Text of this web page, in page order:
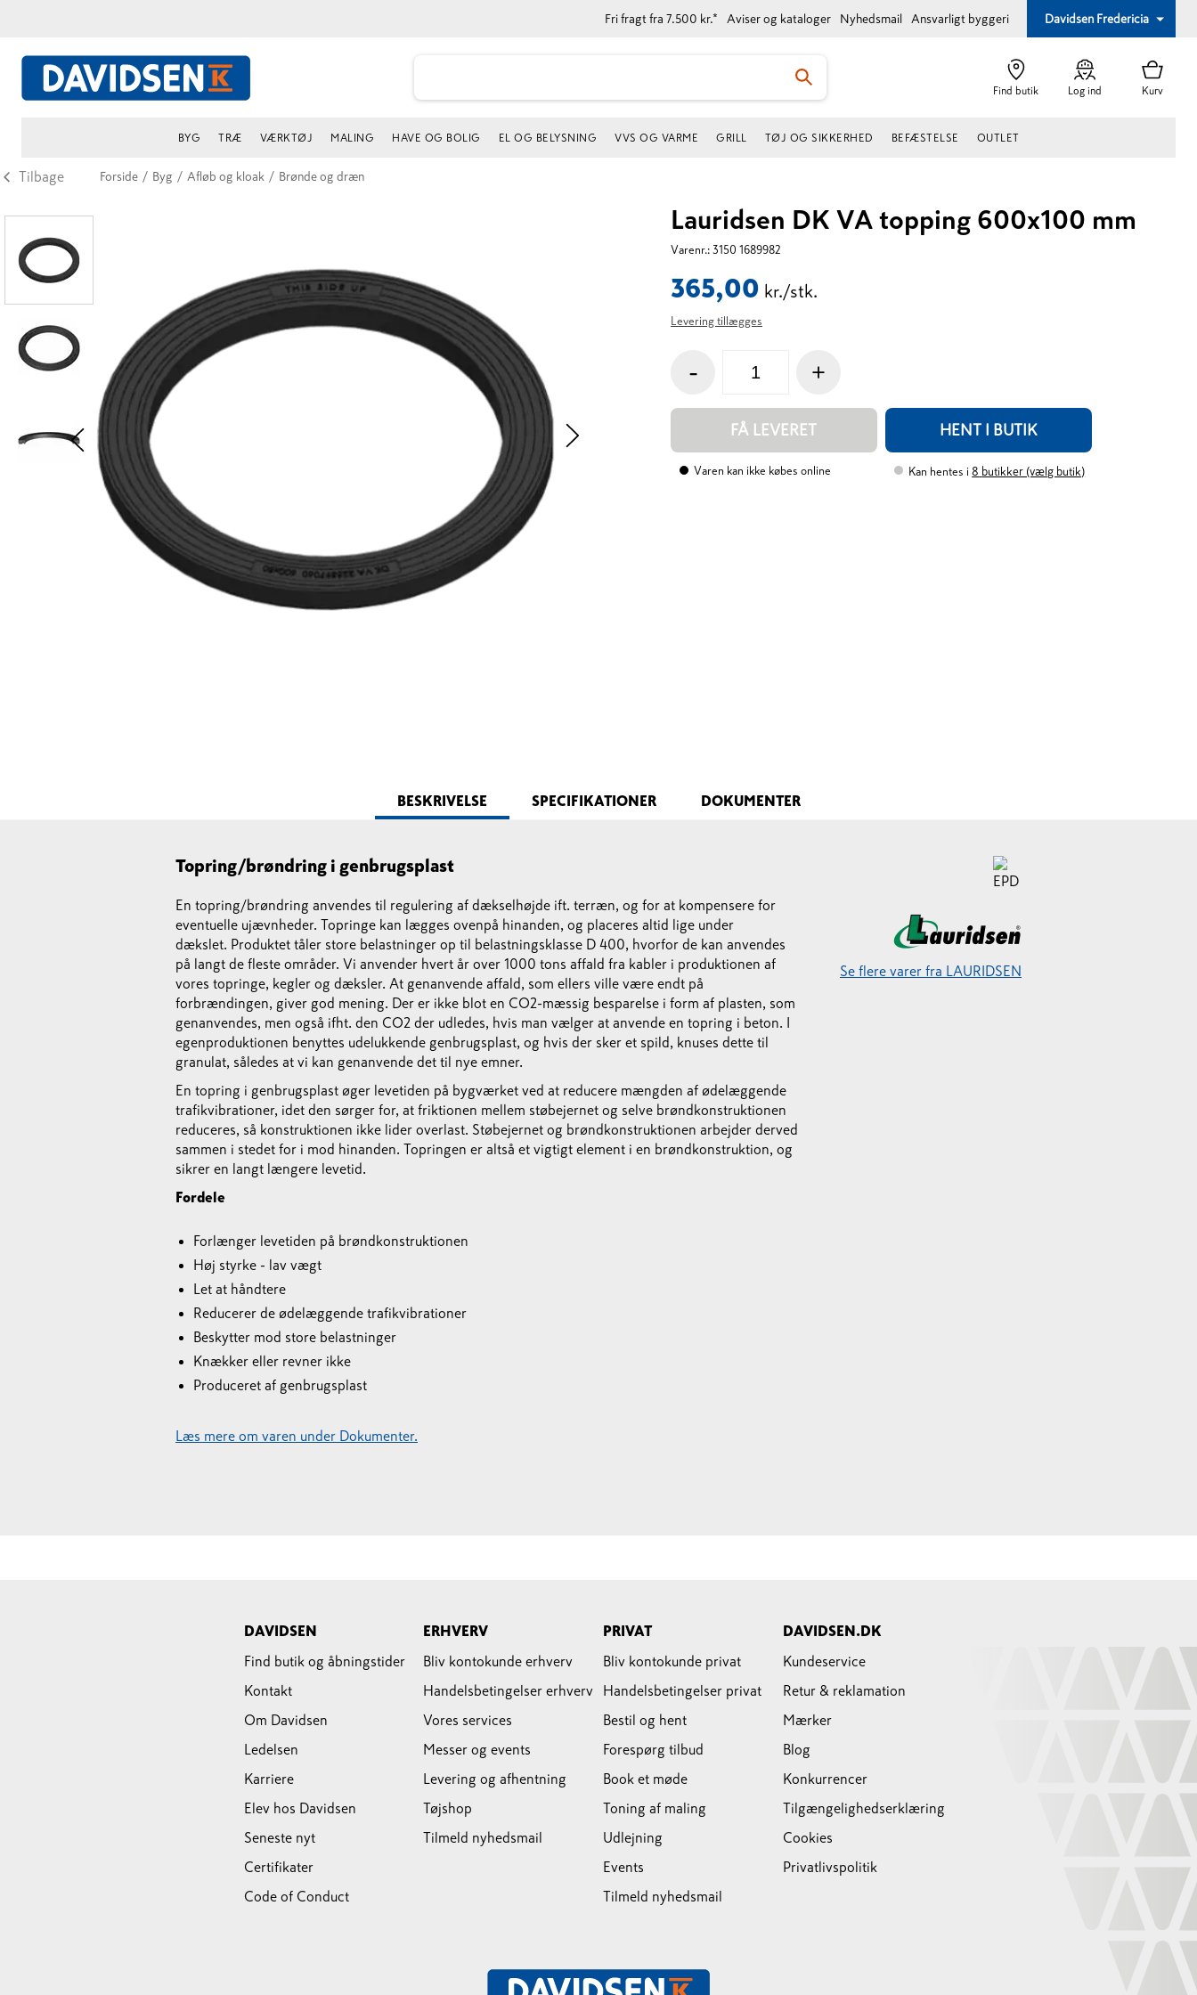
Fri fragt fra 7.500 kr.* Aviser og kataloger Nyhedsmail Ansvarligt byggeri Davidsen Fredericia
Find butik Log ind Kurv
BYG TRÆ VÆRKTØJ MALING HAVE OG BOLIG EL OG BELYSNING VVS OG VARME GRILL TØJ OG SIKKERHED BEFÆSTELSE OUTLET
Tilbage Forside / Byg / Afløb og kloak / Brønde og dræn
Lauridsen DK VA topping 600x100 mm
Varenr.: 3150 1689982
365,00 kr./stk.
Levering tillægges
- +
FÅ LEVERET HENT I BUTIK
Varen kan ikke købes online Kan hentes i 8 butikker (vælg butik)
BESKRIVELSE SPECIFIKATIONER DOKUMENTER
Topring/brøndring i genbrugsplast
En topring/brøndring anvendes til regulering af dækselhøjde ift. terræn, og for at kompensere for
eventuelle ujævnheder. Topringe kan lægges ovenpå hinanden, og placeres altid lige under
dækslet. Produktet tåler store belastninger op til belastningsklasse D 400, hvorfor de kan anvendes
på langt de fleste områder. Vi anvender hvert år over 1000 tons affald fra kabler i produktionen af
vores topringe, kegler og dæksler. At genanvende affald, som ellers ville være endt på
forbrændingen, giver god mening. Der er ikke blot en CO2-mæssig besparelse i form af plasten, som
genanvendes, men også ifht. den CO2 der udledes, hvis man vælger at anvende en topring i beton. I
egenproduktionen benyttes udelukkende genbrugsplast, og hvis der sker et spild, knuses dette til
granulat, således at vi kan genanvende det til nye emner.
En topring i genbrugsplast øger levetiden på bygværket ved at reducere mængden af ødelæggende
trafikvibrationer, idet den sørger for, at friktionen mellem støbejernet og selve brøndkonstruktionen
reduceres, så konstruktionen ikke lider overlast. Støbejernet og brøndkonstruktionen arbejder derved
sammen i stedet for i mod hinanden. Topringen er altså et vigtigt element i en brøndkonstruktion, og
sikrer en langt længere levetid.
Fordele
Forlænger levetiden på brøndkonstruktionen
Høj styrke - lav vægt
Let at håndtere
Reducerer de ødelæggende trafikvibrationer
Beskytter mod store belastninger
Knækker eller revner ikke
Produceret af genbrugsplast
Læs mere om varen under Dokumenter.
Se flere varer fra LAURIDSEN
DAVIDSEN
Find butik og åbningstider
Kontakt
Om Davidsen
Ledelsen
Karriere
Elev hos Davidsen
Seneste nyt
Certifikater
Code of Conduct
ERHVERV
Bliv kontokunde erhverv
Handelsbetingelser erhverv
Vores services
Messer og events
Levering og afhentning
Tøjshop
Tilmeld nyhedsmail
PRIVAT
Bliv kontokunde privat
Handelsbetingelser privat
Bestil og hent
Forespørg tilbud
Book et møde
Toning af maling
Udlejning
Events
Tilmeld nyhedsmail
DAVIDSEN.DK
Kundeservice
Retur & reklamation
Mærker
Blog
Konkurrencer
Tilgængelighedserklæring
Cookies
Privatlivspolitik